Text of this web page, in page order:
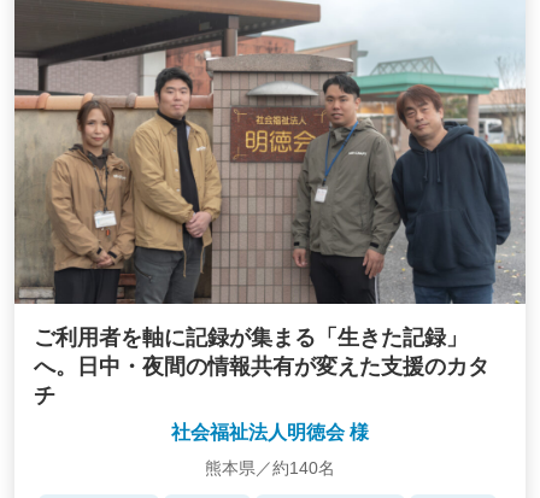
ご利用者を軸に記録が集まる「生きた記録」
へ。日中・夜間の情報共有が変えた支援のカタ
チ
社会福祉法人明徳会 様
熊本県／約140名